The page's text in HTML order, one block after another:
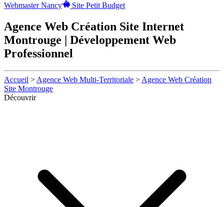
Webmaster Nancy
Site Petit Budget
Agence Web Création Site Internet
Montrouge | Développement Web
Professionnel
Accueil > Agence Web Multi-Territoriale > Agence Web Création
Site Montrouge
Découvrir